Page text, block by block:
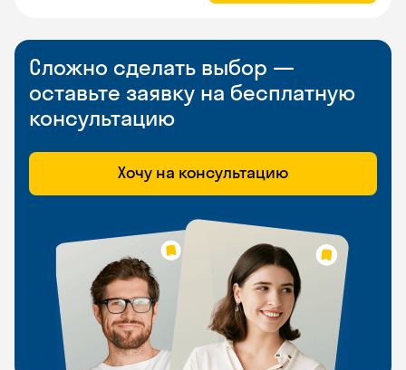
Сложно сделать выбор —
оставьте заявку на бесплатную
консультацию
Хочу на консультацию